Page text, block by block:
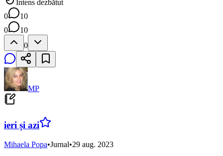
Intens dezbătut
0
10
0
10
0
MP
ieri și azi
Mihaela Popa•Jurnal•29 aug. 2023